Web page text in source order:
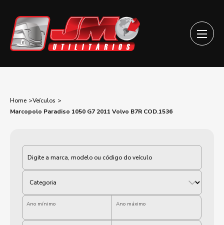
Home
Veículos
Marcopolo Paradiso 1050 G7 2011 Volvo B7R COD.1536
Categoria
Ano mínimo Ano máximo